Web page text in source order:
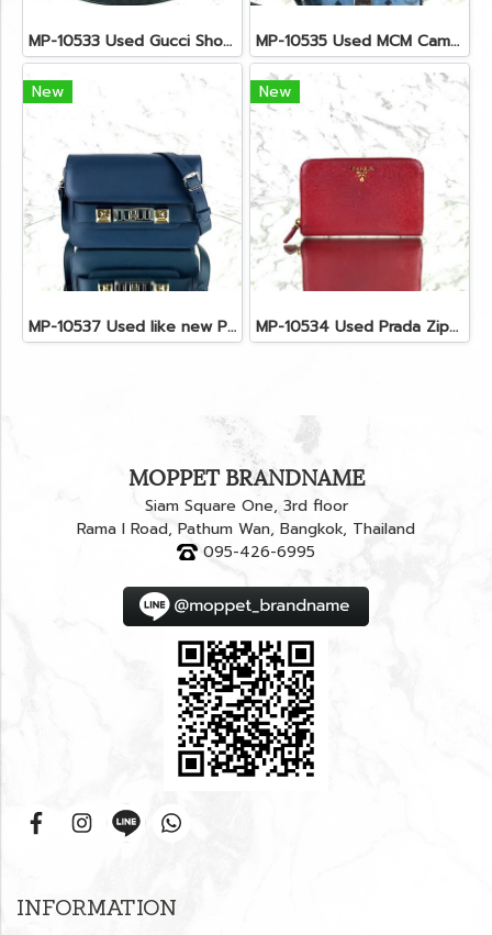
MP-10533 Used Gucci Shoulder Bag GG Black Canvas Shw MP-10535 Used MCM Camera Bag In Blue Visetos SHW
New
MP-10537 Used like new Proenza PS11 Mini
New
MP-10534 Used Prada Zippy Medium Wallet In Fuoco Saffiano GHW
MOPPET BRANDNAME
Siam Square One, 3rd floor
Rama I Road, Pathum Wan, Bangkok, Thailand
095-426-6995
INFORMATION